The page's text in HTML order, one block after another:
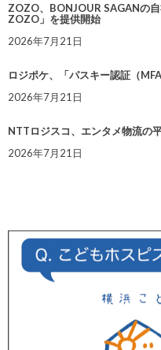
ZOZO、BONJOUR SAGANの
ZOZO」を提供開始
2026年7月21日
ロジポケ、「パスキー認証（
2026年7月21日
NTTロジスコ、エンタメ物流の
2026年7月21日